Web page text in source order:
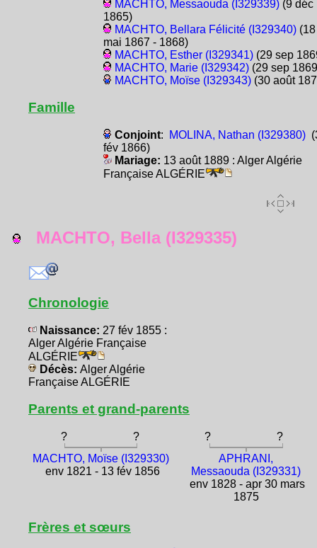
MACHTO, Messaouda (I329339)(9 déc
1865)
MACHTO, Bellara Félicité (I329340)(18
mai 1867 - 1868)
MACHTO, Esther (I329341)(29 sep
MACHTO, Marie (I329342)(29 sep
MACHTO, Moïse (I329343)(30 août
Famille
Conjoint: MOLINA, Nathan (I329380)
fév 1866)
Mariage: 13 août 1889 : Alger Algérie
Française ALGÉRIE
MACHTO, Bella (I329335)
Chronologie
Naissance: 27 fév 1855 :
Alger Algérie Française
ALGÉRIE
Décès: Alger Algérie
Française ALGÉRIE
Parents et grand-parents
? ? ?
?
MACHTO, Moïse (I329330)
env 1821 - 13 fév 1856
APHRANI,
Messaouda (I329331)
env 1828 - apr 30 mars
1875
Frères et sœurs